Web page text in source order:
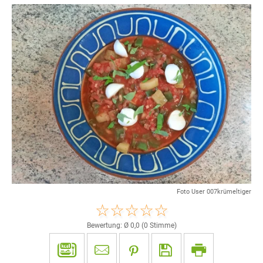
Foto User 007krümeltiger
Bewertung: Ø 0,0 (0 Stimme)